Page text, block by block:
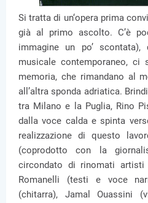
Si tratta di un‘opera prima
già al primo ascolto. C’è
immagine un po’
musicale contemporaneo, ci
memoria, che rimandano al
all’altra sponda adriatica.
tra Milano e la Puglia, Rino
dalla voce calda e spinta
realizzazione di questo
(coprodotto con la
circondato di rinomati artisti
Romanelli (testi e voce
(chitarra), Jamal Ouassini